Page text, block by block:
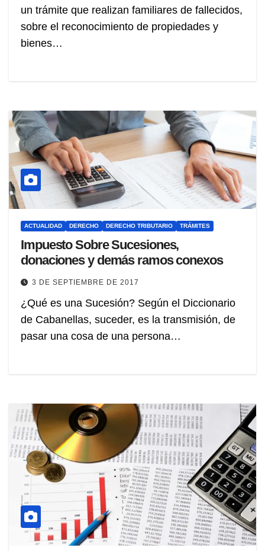
un trámite que realizan familiares de fallecidos,
sobre el reconocimiento de propiedades y
bienes…
ACTUALIDAD DERECHO DERECHO TRIBUTARIO TRÁMITES
Impuesto Sobre Sucesiones,
donaciones y demás ramos conexos
3 DE SEPTIEMBRE DE 2017
¿Qué es una Sucesión? Según el Diccionario
de Cabanellas, suceder, es la transmisión, de
pasar una cosa de una persona…